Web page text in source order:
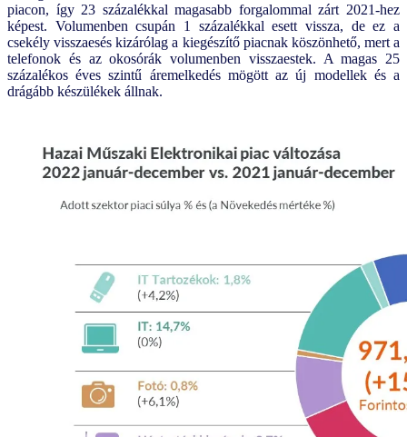
piacon, így 23 százalékkal magasabb forgalommal zárt 2021-hez
képest. Volumenben csupán 1 százalékkal esett vissza, de ez a
csekély visszaesés kizárólag a kiegészítő piacnak köszönhető, mert a
telefonok és az okosórák volumenben visszaestek. A magas 25
százalékos éves szintű áremelkedés mögött az új modellek és a
drágább készülékek állnak.